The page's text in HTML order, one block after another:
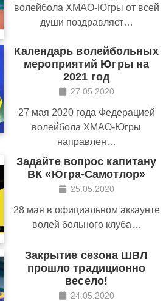
волейбола ХМАО-Югры от всей
души поздравляет…
Календарь волейбольных
мероприятий Югры на
2021 год
27.05.2020
27 мая 2020 года Федерацией
волейбола ХМАО-Югры
направлен…
Задайте вопрос капитану
ВК «Югра-Самотлор»
25.05.2020
28 мая в официальном аккаунте
волей больного клуба…
Закрытие сезона ШВЛ
прошло традиционно
весело!
24.05.2020